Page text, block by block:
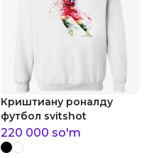
Криштиану роналду
футбол svitshot
220 000 so'm